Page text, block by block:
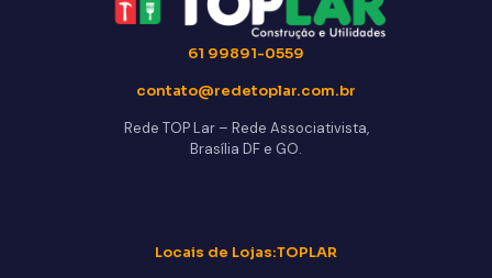
61 99891-0559
contato@redetoplar.com.br
Rede TOP Lar – Rede Associativista,
Brasília DF e GO.
Locais de Lojas:TOPLAR